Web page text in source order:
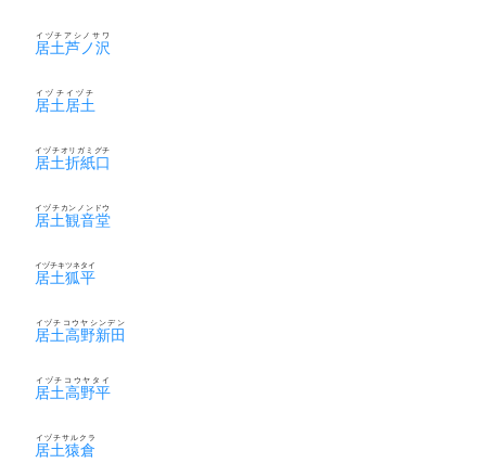
居土芦ノ沢
イヅチアシノサワ
居土居土
イヅチイヅチ
居土折紙口
イヅチオリガミグチ
居土観音堂
イヅチカンノンドウ
居土狐平
イヅチキツネタイ
居土高野新田
イヅチコウヤシンデン
居土高野平
イヅチコウヤタイ
居土猿倉
イヅチサルクラ